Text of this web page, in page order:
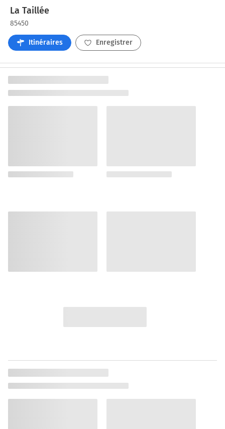
La Taillée
85450
Itinéraires Enregistrer